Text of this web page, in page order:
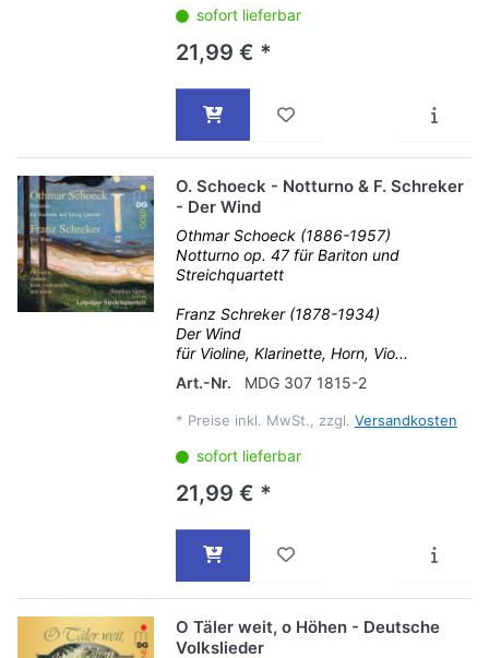
sofort lieferbar
21,99 € *
O. Schoeck - Notturno & F. Schreker
- Der Wind
Othmar Schoeck (1886-1957)
Notturno op. 47 für Bariton und
Streichquartett
Franz Schreker (1878-1934)
Der Wind
für Violine, Klarinette, Horn, Vio...
Art.-Nr.
MDG 307 1815-2
* Preise inkl. MwSt., zzgl. Versandkosten
sofort lieferbar
21,99 € *
O Täler weit, o Höhen - Deutsche
Volkslieder